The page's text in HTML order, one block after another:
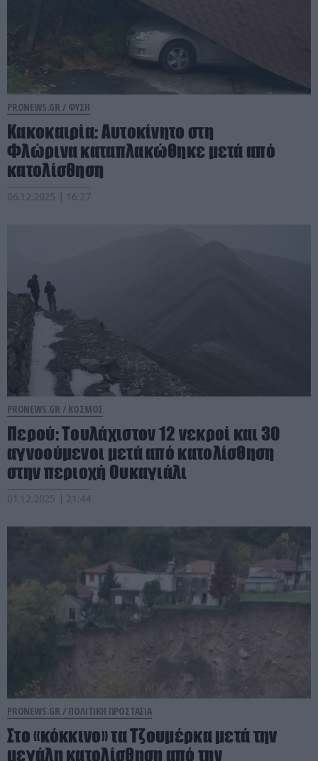
PRONEWS.GR / ΦΥΣΗ
Κακοκαιρία: Αυτοκίνητο στη
Φλώρινα καταπλακώθηκε μετά από
κατολίσθηση
06.12.2025 | 16:27
PRONEWS.GR / ΚΟΣΜΟΣ
Περού: Τουλάχιστον 12 νεκροί και 30
αγνοούμενοι μετά από κατολίσθηση
στην περιοχή Ουκαγιάλι
01.12.2025 | 21:44
PRONEWS.GR / ΠΟΛΙΤΙΚΗ ΠΡΟΣΤΑΣΙΑ
Στο «κόκκινο» τα Τζουμέρκα μετά την
μεγάλη κατολίσθηση από την